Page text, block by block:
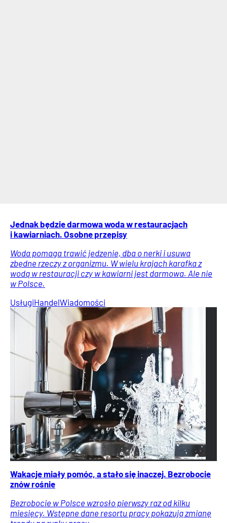
Jednak będzie darmowa woda w restauracjach
i kawiarniach. Osobne przepisy
Woda pomaga trawić jedzenie, dba o nerki i usuwa
zbędne rzeczy z organizmu. W wielu krajach karafka z
wodą w restauracji czy w kawiarni jest darmowa. Ale nie
w Polsce.
UsługiHandelWiadomości
Wakacje miały pomóc, a stało się inaczej. Bezrobocie
znów rośnie
Bezrobocie w Polsce wzrosło pierwszy raz od kilku
miesięcy. Wstępne dane resortu pracy pokazują zmianę